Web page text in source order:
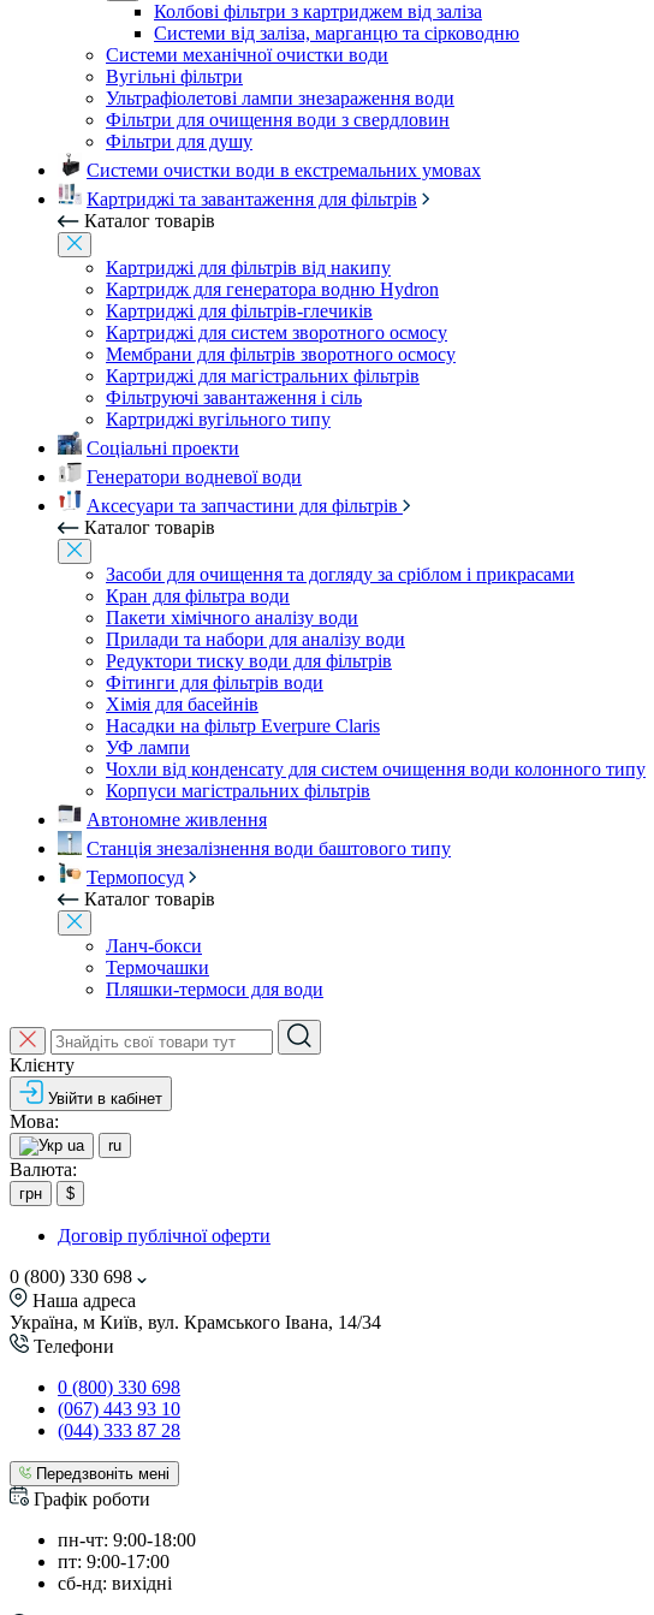
Колбові фільтри з картриджем від заліза
Системи від заліза, марганцю та сірководню
Системи механічної очистки води
Вугільні фільтри
Ультрафіолетові лампи знезараження води
Фільтри для очищення води з свердловин
Фільтри для душу
Системи очистки води в екстремальних умовах
Картриджі та завантаження для фільтрів
Каталог товарів
Картриджі для фільтрів від накипу
Картридж для генератора водню Hydron
Картриджі для фільтрів-глечиків
Картриджі для систем зворотного осмосу
Мембрани для фільтрів зворотного осмосу
Картриджі для магістральних фільтрів
Фільтруючі завантаження і сіль
Картриджі вугільного типу
Соціальні проекти
Генератори водневої води
Аксесуари та запчастини для фільтрів
Каталог товарів
Засоби для очищення та догляду за сріблом і прикрасами
Кран для фільтра води
Пакети хімічного аналізу води
Прилади та набори для аналізу води
Редуктори тиску води для фільтрів
Фітинги для фільтрів води
Хімія для басейнів
Насадки на фільтр Everpure Claris
УФ лампи
Чохли від конденсату для систем очищення води колонного типу
Корпуси магістральних фільтрів
Автономне живлення
Станція знезалізнення води баштового типу
Термопосуд
Каталог товарів
Ланч-бокси
Термочашки
Пляшки-термоси для води
Клієнту
Увійти в кабінет
Мова:
ua ru
Валюта:
грн $
Договір публічної оферти
0 (800) 330 698
Наша адреса
Україна, м Київ, вул. Крамського Івана, 14/34
Телефони
0 (800) 330 698
(067) 443 93 10
(044) 333 87 28
Передзвоніть мені
Графік роботи
пн-чт: 9:00-18:00
пт: 9:00-17:00
сб-нд: вихідні